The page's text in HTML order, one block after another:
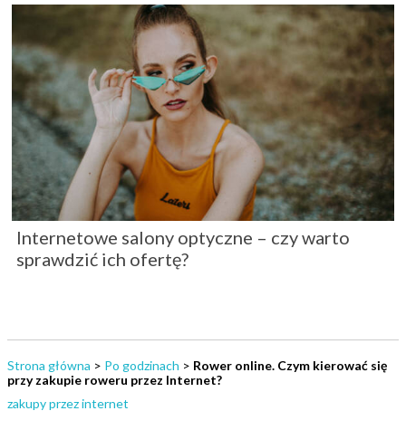
Internetowe salony optyczne – czy warto
sprawdzić ich ofertę?
Strona główna > Po godzinach > Rower online. Czym kierować się
przy zakupie roweru przez Internet?
zakupy przez internet